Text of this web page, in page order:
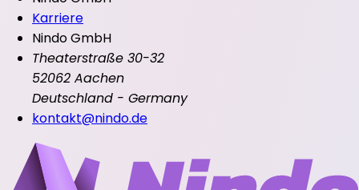
Karriere
Nindo GmbH
Theaterstraße 30-32
52062 Aachen
Deutschland - Germany
kontakt@nindo.de